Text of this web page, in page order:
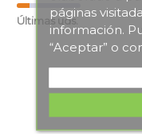
páginas
información.
“Aceptar” o
Últimas uds.